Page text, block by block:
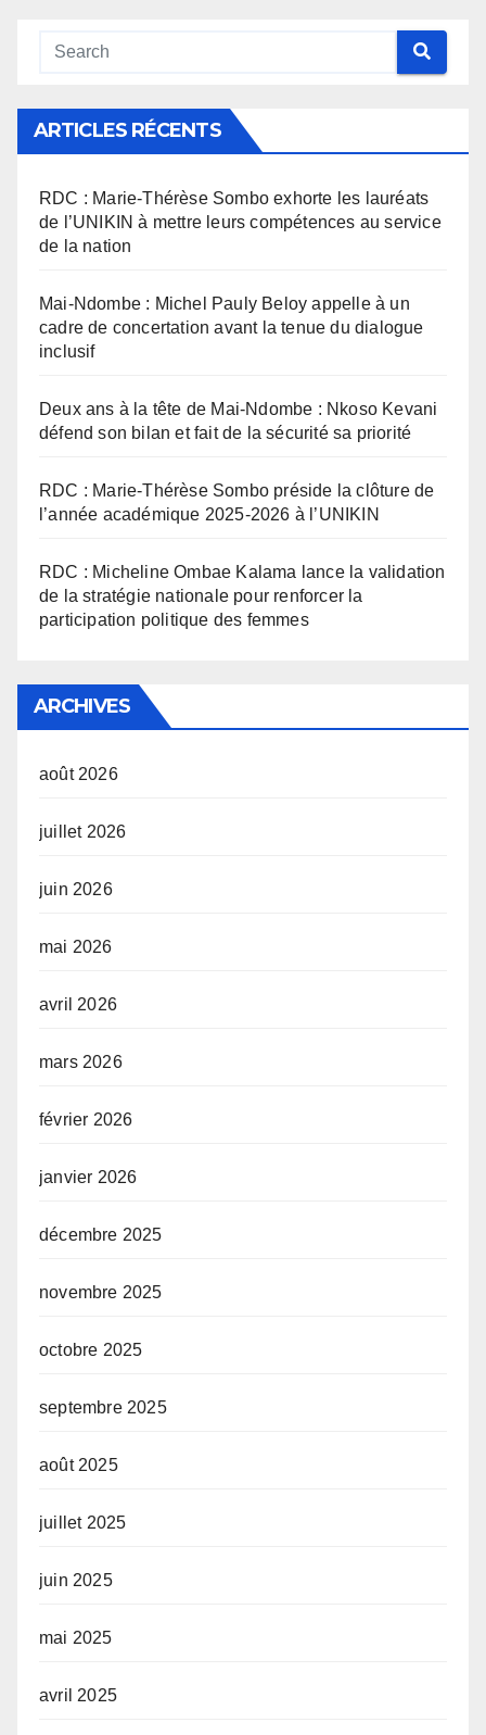
ARTICLES RÉCENTS
RDC : Marie-Thérèse Sombo exhorte les lauréats
de l’UNIKIN à mettre leurs compétences au service
de la nation
Mai-Ndombe : Michel Pauly Beloy appelle à un
cadre de concertation avant la tenue du dialogue
inclusif
Deux ans à la tête de Mai-Ndombe : Nkoso Kevani
défend son bilan et fait de la sécurité sa priorité
RDC : Marie-Thérèse Sombo préside la clôture de
l’année académique 2025-2026 à l’UNIKIN
RDC : Micheline Ombae Kalama lance la validation
de la stratégie nationale pour renforcer la
participation politique des femmes
ARCHIVES
août 2026
juillet 2026
juin 2026
mai 2026
avril 2026
mars 2026
février 2026
janvier 2026
décembre 2025
novembre 2025
octobre 2025
septembre 2025
août 2025
juillet 2025
juin 2025
mai 2025
avril 2025